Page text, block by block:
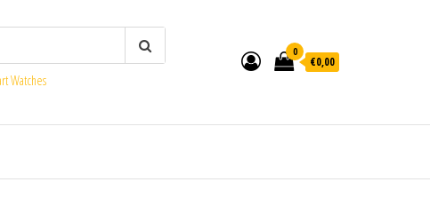
Watches
0
€0,00